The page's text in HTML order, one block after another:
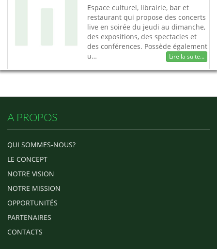
Espace culturel, librairie, bar et
restaurant qui propose des concerts
live en soirée du jeudi au dimanche,
des expositions, des spectacles et
des conférences. Possède également
u…
Lire la suite...
A PROPOS
QUI SOMMES-NOUS?
LE CONCEPT
NOTRE VISION
NOTRE MISSION
OPPORTUNITÉS
PARTENAIRES
CONTACTS